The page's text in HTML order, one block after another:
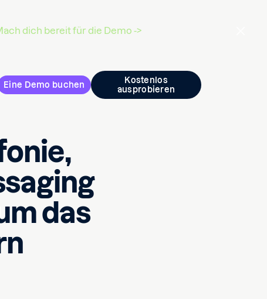
dich bereit für die Demo ->
Eine Demo buchen
Kostenlos
ausprobieren
das